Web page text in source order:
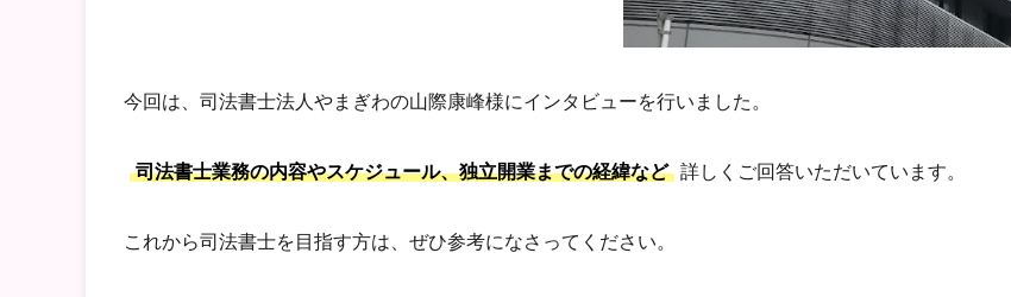
今回は、司法書士法人やまぎわの山際康峰様にインタビューを行いました。
司法書士業務の内容やスケジュール、独立開業までの経緯など 詳しくご回答いただいています。
これから司法書士を目指す方は、ぜひ参考になさってください。